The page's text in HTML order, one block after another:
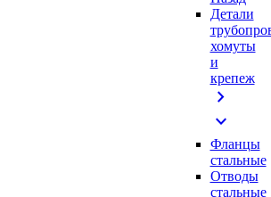
Детали
хомуты
и
крепеж
chevron_right
expand_more
Фланцы
стальные
Отводы
стальные